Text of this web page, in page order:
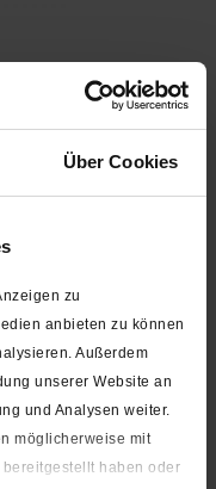
Über Cookies
zu
anbieten zu können
Außerdem
unserer Website an
und Analysen weiter.
möglicherweise mit
haben oder
ca. 1-3 Werktage
und 5 x 15 cm